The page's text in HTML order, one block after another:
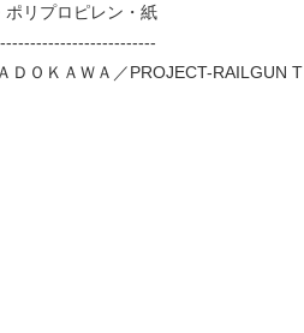
リプロピレン・紙
ＤＯＫＡＷＡ／PROJECT-RAILGUN T